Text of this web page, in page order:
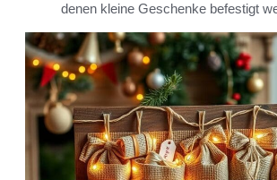
denen kleine Geschenke befestigt